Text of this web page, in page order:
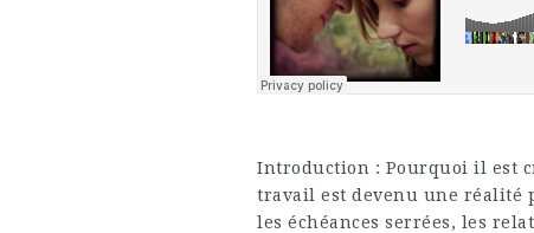
Introduction : Pourquoi il est
travail est devenu une réalité
les échéances serrées, les